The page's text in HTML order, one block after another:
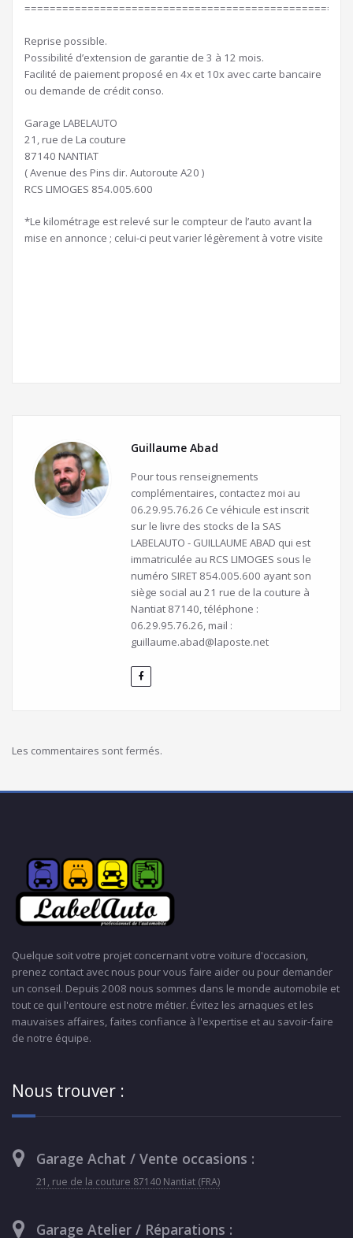
Reprise possible.
Possibilité d’extension de garantie de 3 à 12 mois.
Facilité de paiement proposé en 4x et 10x avec carte bancaire
ou demande de crédit conso.
Garage LABELAUTO
21, rue de La couture
87140 NANTIAT
( Avenue des Pins dir. Autoroute A20 )
RCS LIMOGES 854.005.600
*Le kilométrage est relevé sur le compteur de l’auto avant la
mise en annonce ; celui-ci peut varier légèrement à votre visite
Guillaume Abad
Pour tous renseignements
complémentaires, contactez moi au
06.29.95.76.26 Ce véhicule est inscrit
sur le livre des stocks de la SAS
LABELAUTO - GUILLAUME ABAD qui est
immatriculée au RCS LIMOGES sous le
numéro SIRET 854.005.600 ayant son
siège social au 21 rue de la couture à
Nantiat 87140, téléphone :
06.29.95.76.26, mail :
guillaume.abad@laposte.net
Les commentaires sont fermés.
Quelque soit votre projet concernant votre voiture d'occasion,
prenez contact avec nous pour vous faire aider ou pour demander
un conseil. Depuis 2008 nous sommes dans le monde automobile et
tout ce qui l'entoure est notre métier. Évitez les arnaques et les
mauvaises affaires, faites confiance à l'expertise et au savoir-faire
de notre équipe.
Nous trouver :
Garage Achat / Vente occasions :
21, rue de la couture 87140 Nantiat (FRA)
Garage Atelier / Réparations :